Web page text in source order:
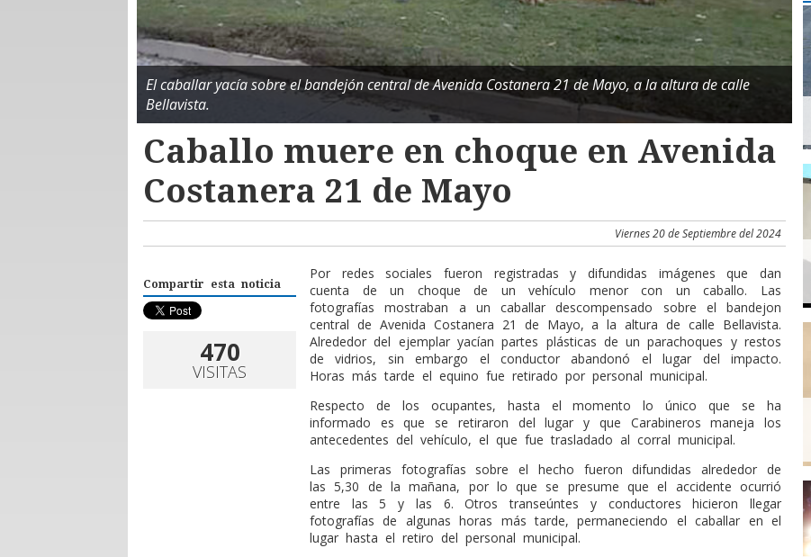
El caballar yacía sobre el bandejón central de Avenida Costanera 21 de Mayo, a la altura de calle
Bellavista.
Caballo muere en choque en Avenida
Costanera 21 de Mayo
Viernes 20 de Septiembre del 2024
Compartir esta noticia
470
VISITAS
Por redes sociales fueron registradas y difundidas imágenes que dan
cuenta de un choque de un vehículo menor con un caballo. Las
fotografías mostraban a un caballar descompensado sobre el bandejon
central de Avenida Costanera 21 de Mayo, a la altura de calle Bellavista.
Alrededor del ejemplar yacían partes plásticas de un parachoques y restos
de vidrios, sin embargo el conductor abandonó el lugar del impacto.
Horas más tarde el equino fue retirado por personal municipal.
Respecto de los ocupantes, hasta el momento lo único que se ha
informado es que se retiraron del lugar y que Carabineros maneja los
antecedentes del vehículo, el que fue trasladado al corral municipal.
Las primeras fotografías sobre el hecho fueron difundidas alrededor de
las 5,30 de la mañana, por lo que se presume que el accidente ocurrió
entre las 5 y las 6. Otros transeúntes y conductores hicieron llegar
fotografías de algunas horas más tarde, permaneciendo el caballar en el
lugar hasta el retiro del personal municipal.